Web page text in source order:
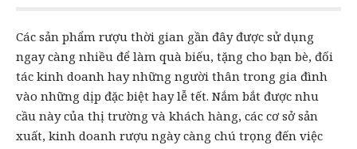
Các sản phẩm rượu thời gian gần đây được sử dụng
ngay càng nhiều để làm quà biếu, tặng cho bạn bè, đối
tác kinh doanh hay những người thân trong gia đình
vào những dịp đặc biệt hay lễ tết. Nắm bắt được nhu
cầu này của thị trường và khách hàng, các cơ sở sản
xuất, kinh doanh rượu ngày càng chú trọng đến việc